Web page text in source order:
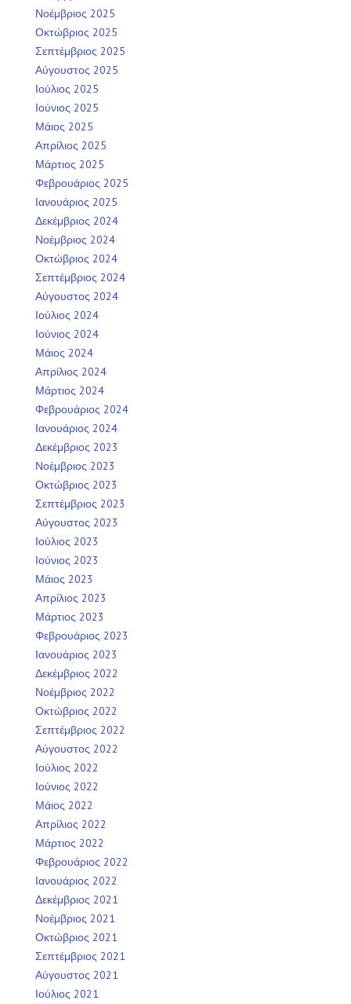
Νοέμβριος 2025
Οκτώβριος 2025
Σεπτέμβριος 2025
Αύγουστος 2025
Ιούλιος 2025
Ιούνιος 2025
Μάιος 2025
Απρίλιος 2025
Μάρτιος 2025
Φεβρουάριος 2025
Ιανουάριος 2025
Δεκέμβριος 2024
Νοέμβριος 2024
Οκτώβριος 2024
Σεπτέμβριος 2024
Αύγουστος 2024
Ιούλιος 2024
Ιούνιος 2024
Μάιος 2024
Απρίλιος 2024
Μάρτιος 2024
Φεβρουάριος 2024
Ιανουάριος 2024
Δεκέμβριος 2023
Νοέμβριος 2023
Οκτώβριος 2023
Σεπτέμβριος 2023
Αύγουστος 2023
Ιούλιος 2023
Ιούνιος 2023
Μάιος 2023
Απρίλιος 2023
Μάρτιος 2023
Φεβρουάριος 2023
Ιανουάριος 2023
Δεκέμβριος 2022
Νοέμβριος 2022
Οκτώβριος 2022
Σεπτέμβριος 2022
Αύγουστος 2022
Ιούλιος 2022
Ιούνιος 2022
Μάιος 2022
Απρίλιος 2022
Μάρτιος 2022
Φεβρουάριος 2022
Ιανουάριος 2022
Δεκέμβριος 2021
Νοέμβριος 2021
Οκτώβριος 2021
Σεπτέμβριος 2021
Αύγουστος 2021
Ιούλιος 2021